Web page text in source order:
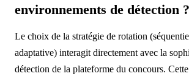
environnements de détection ?
Le choix de la stratégie de rotation
adaptative) interagit directement avec la
détection de la plateforme du concours.